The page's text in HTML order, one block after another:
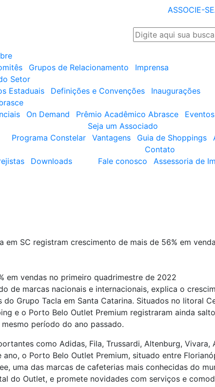
ASSOCIE-SE
Grupos de Relacionamento
Imprensa
Setor
Estaduais Definições e Convenções
Inaugurações
On Demand Prêmio Acadêmico Abrasce
Eventos
Seja um Associado
Programa Constelar
Vantagens Guia de Shoppings
Downloads
Contato
Fale conosco
Assessoria de
em SC registram crescimento de mais de 56% em
em vendas no primeiro quadrimestre de 2022
de marcas nacionais e internacionais, explica o
Grupo Tacla em Santa Catarina. Situados no litoral
e o Porto Belo Outlet Premium registraram ainda
período do ano passado.
como Adidas, Fila, Trussardi, Altenburg, Vivara,
ano, o Porto Belo Outlet Premium, situado entre
uma das marcas de cafeterias mais conhecidas do
do Outlet, e promete novidades com serviços e